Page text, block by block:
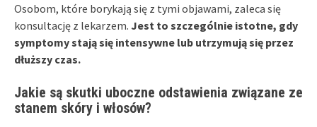
Osobom, które borykają się z tymi objawami, zaleca się
konsultację z lekarzem. Jest to szczególnie istotne, gdy
symptomy stają się intensywne lub utrzymują się przez
dłuższy czas.
Jakie są skutki uboczne odstawienia związane ze
stanem skóry i włosów?